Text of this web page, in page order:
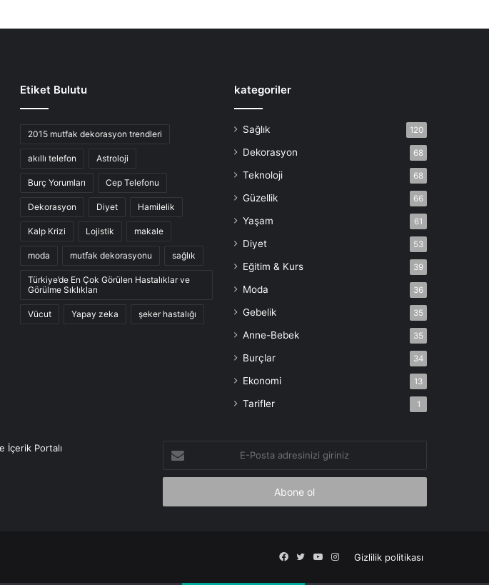
Etiket Bulutu
2015 mutfak dekorasyon trendleri
akıllı telefon Astroloji
Burç Yorumları Cep Telefonu
Dekorasyon Diyet Hamilelik
Kalp Krizi Lojistik makale
moda mutfak dekorasyonu sağlık
Türkiye’de En Çok Görülen Hastalıklar ve
Görülme Sıklıkları
Vücut Yapay zeka şeker hastalığı
kategoriler
Sağlık 120
Dekorasyon 68
Teknoloji 68
Güzellik 66
Yaşam 61
Diyet 53
Eğitim & Kurs 39
Moda 36
Gebelik 35
Anne-Bebek 35
Burçlar 34
Ekonomi 13
Tarifler 1
İçerik Portalı
Posta
adresinizi
Gizlilik politikası
Facebook
X YouTube
Instagram